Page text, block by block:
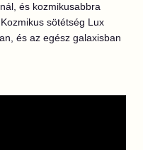
és kozmikusabbra
sötétség Lux
és az egész galaxisban